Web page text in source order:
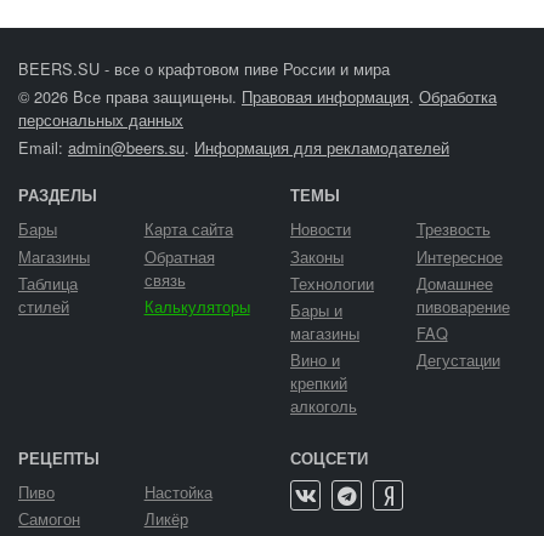
BEERS.SU - все о крафтовом пиве России и мира
© 2026 Все права защищены. Правовая информация. Обработка
персональных данных
Email: admin@beers.su. Информация для рекламодателей
РАЗДЕЛЫ
Бары
Магазины
Таблица
стилей
Карта сайта
Обратная
связь
Калькуляторы
ТЕМЫ
Новости
Законы
Технологии
Бары и
магазины
Вино и
крепкий
алкоголь
Трезвость
Интересное
Домашнее
пивоварение
FAQ
Дегустации
РЕЦЕПТЫ
Пиво
Самогон
Настойка
Ликёр
СОЦСЕТИ